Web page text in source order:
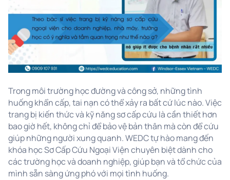
Trong môi trường học đường và công sở, những tình
huống khẩn cấp, tai nạn có thể xảy ra bất cứ lúc nào. Việc
trang bị kiến thức và kỹ năng sơ cấp cứu là cần thiết hơn
bao giờ hết, không chỉ để bảo vệ bản thân mà còn để cứu
giúp những người xung quanh. WEDC tự hào mang đến
khóa học Sơ Cấp Cứu Ngoại Viện chuyên biệt dành cho
các trường học và doanh nghiệp, giúp bạn và tổ chức của
mình sẵn sàng ứng phó với mọi tình huống.